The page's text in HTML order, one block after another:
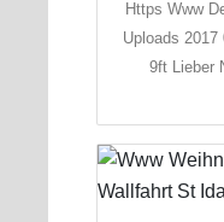
Https Www
Uploads
9ft Lieber